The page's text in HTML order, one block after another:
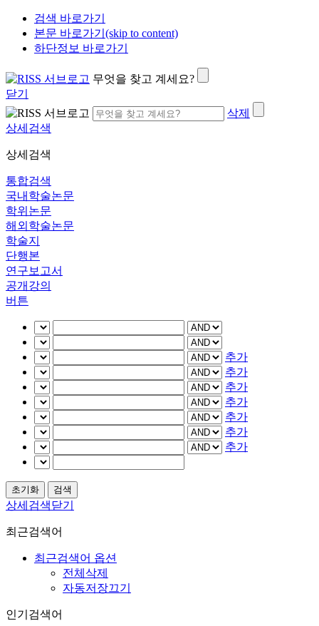
검색 바로가기
본문 바로가기(skip to content)
하단정보 바로가기
무엇을 찾고 계세요?
닫기
삭제
상세검색
상세검색
통합검색
국내학술논문
학위논문
해외학술논문
학술지
단행본
연구보고서
공개강의
버튼
추가
추가
추가
추가
추가
추가
추가
상세검색닫기
최근검색어
최근검색어 옵션
전체삭제
자동저장끄기
인기검색어